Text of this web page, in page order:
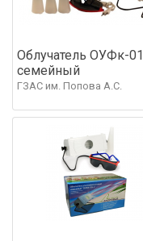
Облучатель ОУФк-01
семейный
ГЗАС им. Попова А.С.